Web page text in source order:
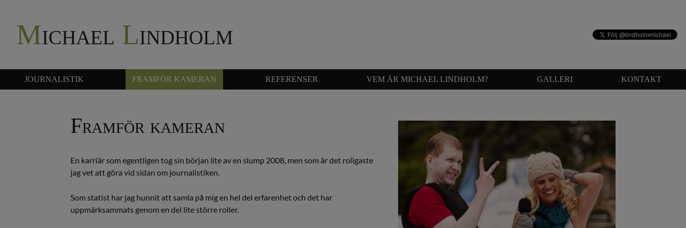
Michael Lindholm
JOURNALISTIK FRAMFÖR KAMERAN REFERENSER VEM ÄR MICHAEL LINDHOLM? GALLERI KONTAKT
Framför kameran
En karriär som egentligen tog sin början lite av en slump 2008, men som är det roligaste
jag vet att göra vid sidan om journalistiken.
Som statist har jag hunnit att samla på mig en hel del erfarenhet och det har
uppmärksammats genom en del lite större roller.